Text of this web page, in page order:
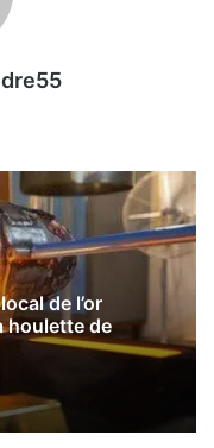
de l’or
houlette de